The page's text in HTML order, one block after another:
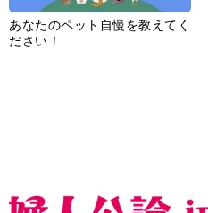
あなたのペット自慢を教えてく
ださい！